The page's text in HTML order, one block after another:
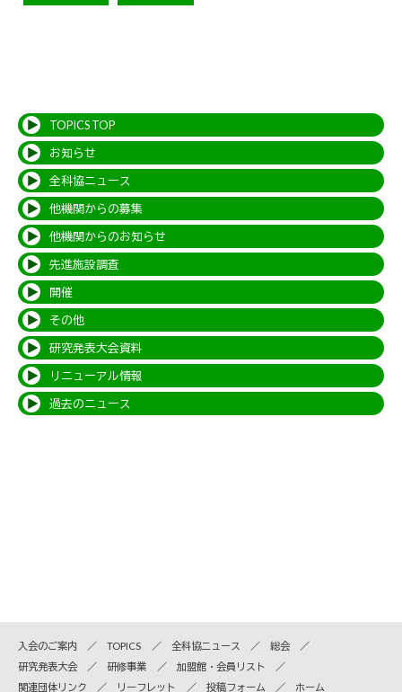
TOPICS TOP
お知らせ
全科協ニュース
他機関からの募集
他機関からのお知らせ
先進施設調査
開催
その他
研究発表大会資料
リニューアル情報
過去のニュース
入会のご案内 TOPICS 全科協ニュース
総会
研究発表大会
研修事業
加盟館・会員リスト
関連団体リンク
リーフレット 投稿フォーム ホーム